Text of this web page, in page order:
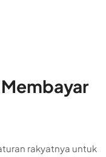
rakyatnya untuk